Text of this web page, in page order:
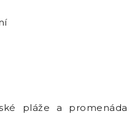
pláže a promenáda